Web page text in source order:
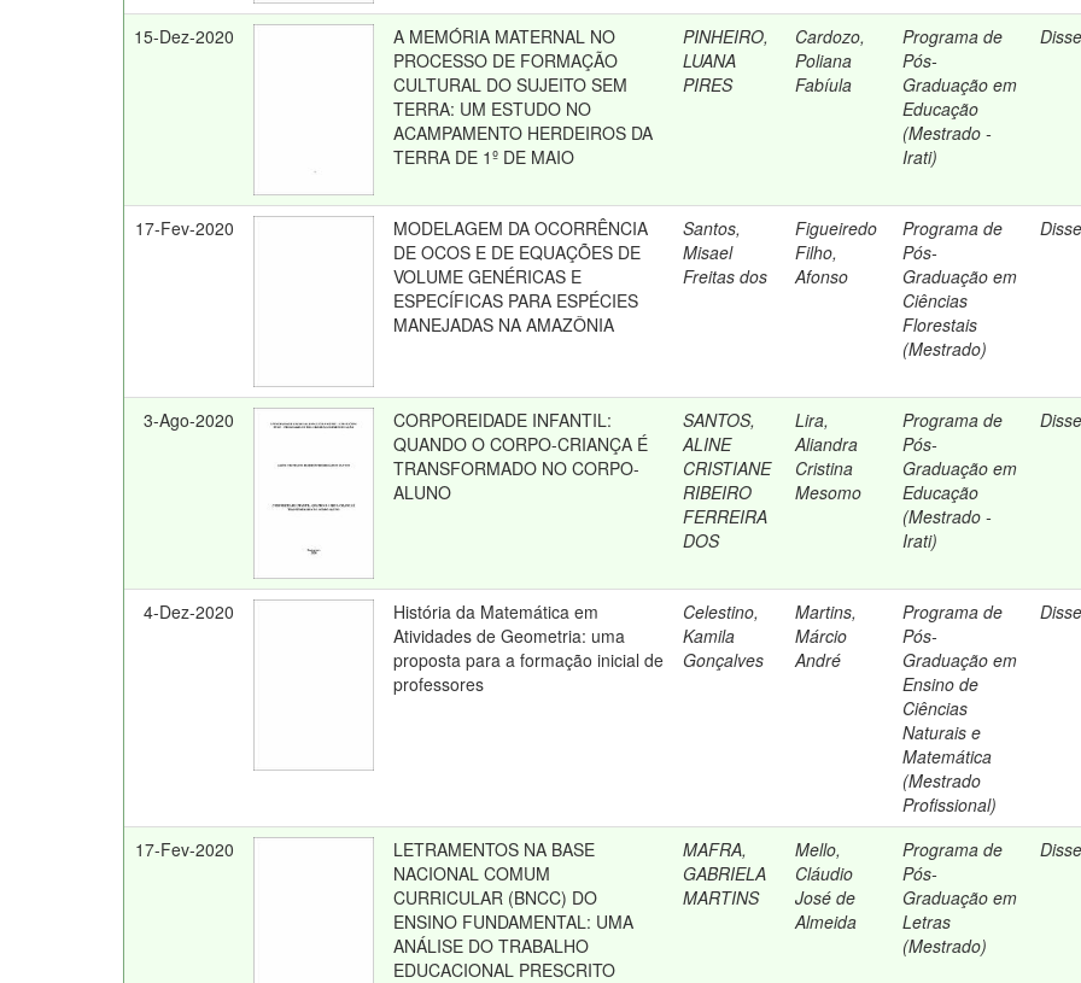
15-Dez-2020
A MEMÓRIA MATERNAL NO
PROCESSO DE FORMAÇÃO
CULTURAL DO SUJEITO SEM
TERRA: UM ESTUDO NO
ACAMPAMENTO HERDEIROS DA
TERRA DE 1º DE MAIO
PINHEIRO,
LUANA
PIRES
Cardozo,
Poliana
Fabíula
Programa de
Pós-
Graduação em
Educação
(Mestrado -
Irati)
17-Fev-2020
MODELAGEM DA OCORRÊNCIA
DE OCOS E DE EQUAÇÕES DE
VOLUME GENÉRICAS E
ESPECÍFICAS PARA ESPÉCIES
MANEJADAS NA AMAZÔNIA
Santos,
Misael
Freitas dos
Figueiredo
Filho,
Afonso
Programa de
Pós-
Graduação em
Ciências
Florestais
(Mestrado)
3-Ago-2020
CORPOREIDADE INFANTIL:
QUANDO O CORPO-CRIANÇA É
TRANSFORMADO NO CORPO-
ALUNO
SANTOS,
ALINE
CRISTIANE
RIBEIRO
FERREIRA
DOS
Lira,
Aliandra
Cristina
Mesomo
Programa de
Pós-
Graduação em
Educação
(Mestrado -
Irati)
4-Dez-2020
História da Matemática em
Atividades de Geometria: uma
proposta para a formação inicial de
professores
Celestino,
Kamila
Gonçalves
Martins,
Márcio
André
Programa de
Pós-
Graduação em
Ensino de
Ciências
Naturais e
Matemática
(Mestrado
Profissional)
17-Fev-2020
LETRAMENTOS NA BASE
NACIONAL COMUM
CURRICULAR (BNCC) DO
ENSINO FUNDAMENTAL: UMA
ANÁLISE DO TRABALHO
EDUCACIONAL PRESCRITO
MAFRA,
GABRIELA
MARTINS
Mello,
Cláudio
José de
Almeida
Programa de
Pós-
Graduação em
Letras
(Mestrado)